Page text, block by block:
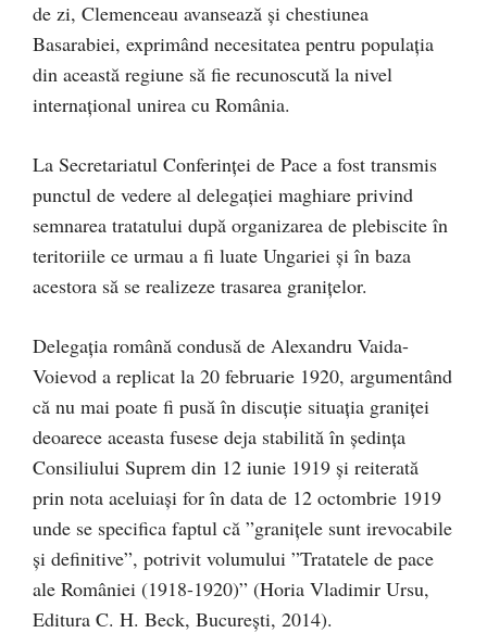
de zi, Clemenceau avansează şi chestiunea
Basarabiei, exprimând necesitatea pentru populaţia
din această regiune să fie recunoscută la nivel
internaţional unirea cu România.
La Secretariatul Conferinţei de Pace a fost transmis
punctul de vedere al delegaţiei maghiare privind
semnarea tratatului după organizarea de plebiscite în
teritoriile ce urmau a fi luate Ungariei şi în baza
acestora să se realizeze trasarea graniţelor.
Delegaţia română condusă de Alexandru Vaida-
Voievod a replicat la 20 februarie 1920, argumentând
că nu mai poate fi pusă în discuţie situaţia graniţei
deoarece aceasta fusese deja stabilită în şedinţa
Consiliului Suprem din 12 iunie 1919 şi reiterată
prin nota aceluiaşi for în data de 12 octombrie 1919
unde se specifica faptul că ”graniţele sunt irevocabile
şi definitive”, potrivit volumului ”Tratatele de pace
ale României (1918-1920)” (Horia Vladimir Ursu,
Editura C. H. Beck, Bucureşti, 2014).